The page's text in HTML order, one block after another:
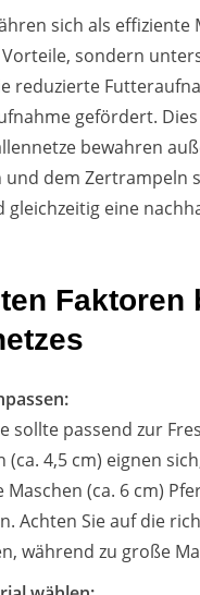
sich als
sondern
reduzierte
gefördert.
bewahren
dem Zertrampeln
eine
Faktoren
sollte passend zur
(ca. 4,5 cm) eignen
(ca. 6 cm)
Achten Sie auf die
während zu große